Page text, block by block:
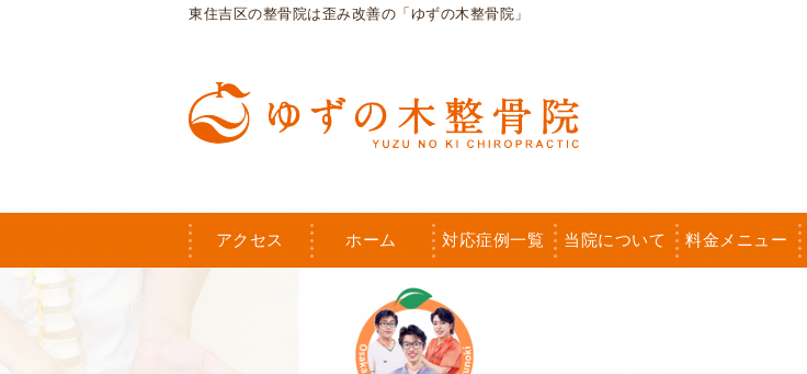
東住吉区の整骨院は歪み改善の「ゆずの木整骨院」
アクセス ホーム 対応症例一覧 当院について 料金メニュー